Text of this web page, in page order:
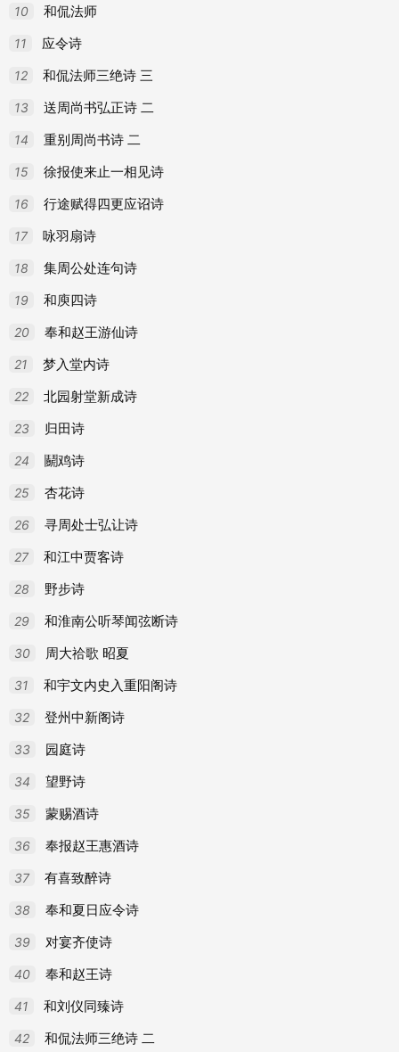
10 和侃法师
11 应令诗
12 和侃法师三绝诗 三
13 送周尚书弘正诗 二
14 重别周尚书诗 二
15 徐报使来止一相见诗
16 行途赋得四更应诏诗
17 咏羽扇诗
18 集周公处连句诗
19 和庾四诗
20 奉和赵王游仙诗
21 梦入堂内诗
22 北园射堂新成诗
23 归田诗
24 鬬鸡诗
25 杏花诗
26 寻周处士弘让诗
27 和江中贾客诗
28 野步诗
29 和淮南公听琴闻弦断诗
30 周大祫歌 昭夏
31 和宇文内史入重阳阁诗
32 登州中新阁诗
33 园庭诗
34 望野诗
35 蒙赐酒诗
36 奉报赵王惠酒诗
37 有喜致醉诗
38 奉和夏日应令诗
39 对宴齐使诗
40 奉和赵王诗
41 和刘仪同臻诗
42 和侃法师三绝诗 二